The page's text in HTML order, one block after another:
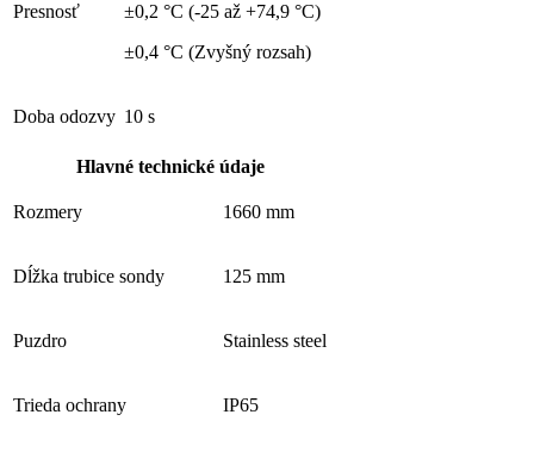
Presnosť
±0,2 °C (-25 až +74,9 °C)
±0,4 °C (Zvyšný rozsah)
Doba odozvy 10 s
Hlavné technické údaje
Rozmery 1660 mm
Dĺžka trubice sondy 125 mm
Puzdro Stainless steel
Trieda ochrany IP65